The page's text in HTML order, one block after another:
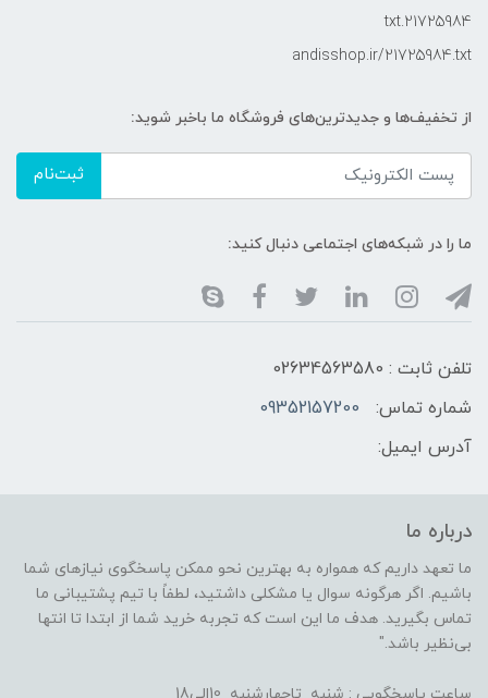
21725984.txt
andisshop.ir/21725984.txt
از تخفیف‌ها و جدیدترین‌های فروشگاه ما باخبر شوید:
ثبت‌نام
ما را در شبکه‌های اجتماعی دنبال کنید:
تلفن ثابت : 02634563580
شماره تماس:
09352157200
آدرس ایمیل:
درباره ما
ما تعهد داریم که همواره به بهترین نحو ممکن پاسخگوی نیازهای شما
باشیم. اگر هرگونه سوال یا مشکلی داشتید، لطفاً با تیم پشتیبانی ما
تماس بگیرید. هدف ما این است که تجربه خرید شما از ابتدا تا انتها
بی‌نظیر باشد."